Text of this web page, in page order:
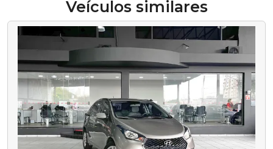
Veículos similares